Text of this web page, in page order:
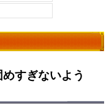
すぎないよう